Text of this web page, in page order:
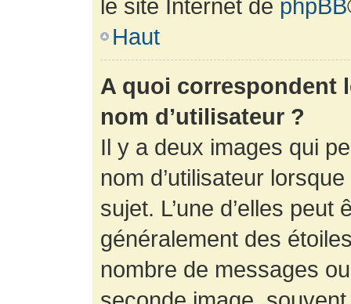
le site Internet de phpBB
Haut
A quoi correspondent
nom d’utilisateur ?
Il y a deux images qui
nom d’utilisateur
sujet. L’une d’elles
généralement des
nombre de messages